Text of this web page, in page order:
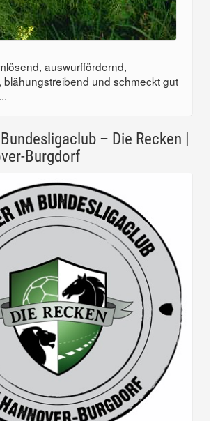
auswurffördernd,
blähungstreibend und schmeckt gut
– Die Recken |
Burgdorf